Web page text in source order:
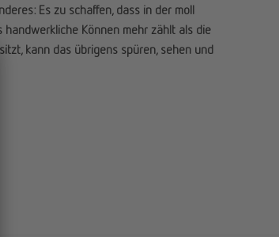
Es zu schaffen, dass in der moll
Können mehr zählt als die
kann das übrigens spüren, sehen und